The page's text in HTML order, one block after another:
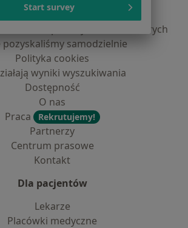
prywatności profesjonalistów
dla profesjonalistów, których
pozyskaliśmy samodzielnie
Polityka cookies
wyniki wyszukiwania
Dostępność
O nas
Praca
Rekrutujemy!
Partnerzy
Centrum prasowe
Kontakt
Dla pacjentów
Lekarze
Placówki medyczne
Start survey